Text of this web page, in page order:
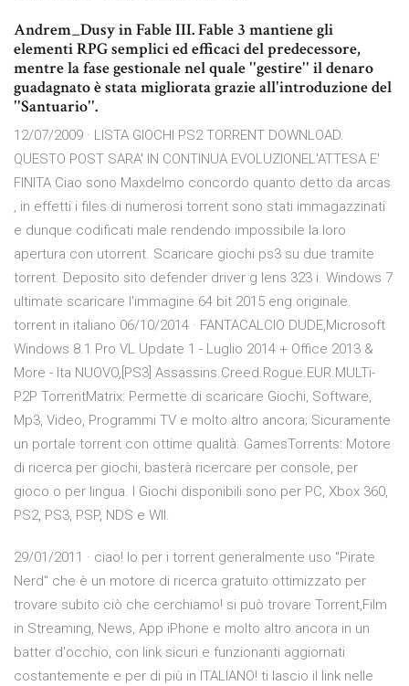
Andrem_Dusy in Fable III. Fable 3 mantiene gli
elementi RPG semplici ed efficaci del predecessore,
mentre la fase gestionale nel quale ''gestire'' il denaro
guadagnato è stata migliorata grazie all'introduzione del
''Santuario''.
12/07/2009 · LISTA GIOCHI PS2 TORRENT DOWNLOAD.
QUESTO POST SARA' IN CONTINUA EVOLUZIONEL'ATTESA E'
FINITA Ciao sono Maxdelmo concordo quanto detto da arcas
, in effetti i files di numerosi torrent sono stati immagazzinati
e dunque codificati male rendendo impossibile la loro
apertura con utorrent. Scaricare giochi ps3 su due tramite
torrent. Deposito sito defender driver g lens 323 i. Windows 7
ultimate scaricare l'immagine 64 bit 2015 eng originale.
torrent in italiano 06/10/2014 · FANTACALCIO DUDE,Microsoft
Windows 8.1 Pro VL Update 1 - Luglio 2014 + Office 2013 &
More - Ita NUOVO,[PS3] Assassins.Creed.Rogue.EUR.MULTi-
P2P TorrentMatrix: Permette di scaricare Giochi, Software,
Mp3, Video, Programmi TV e molto altro ancora; Sicuramente
un portale torrent con ottime qualità. GamesTorrents: Motore
di ricerca per giochi, basterà ricercare per console, per
gioco o per lingua. I Giochi disponibili sono per PC, Xbox 360,
PS2, PS3, PSP, NDS e WII.
29/01/2011 · ciao! Io per i torrent generalmente uso "Pirate
Nerd" che è un motore di ricerca gratuito ottimizzato per
trovare subito ciò che cerchiamo! si può trovare Torrent,Film
in Streaming, News, App iPhone e molto altro ancora in un
batter d'occhio, con link sicuri e funzionanti aggiornati
costantemente e per di più in ITALIANO! ti lascio il link nelle